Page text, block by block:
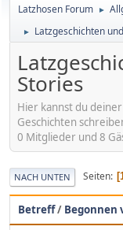
Latzhosen Forum ►
► Latzgeschichten
Stories
Hier kannst du
Geschichten
0 Mitglieder und 8
NACH UNTEN Seiten
Betreff/ Begonnen